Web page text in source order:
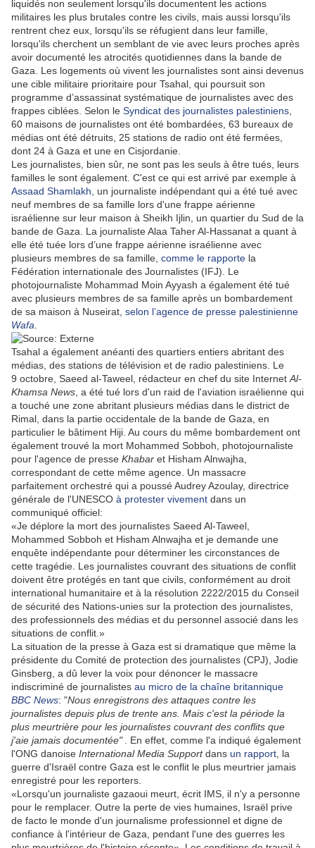
liquidés non seulement lorsqu'ils documentent les actions
militaires les plus brutales contre les civils, mais aussi lorsqu'ils
rentrent chez eux, lorsqu'ils se réfugient dans leur famille,
lorsqu'ils cherchent un semblant de vie avec leurs proches après
avoir documenté les atrocités quotidiennes dans la bande de
Gaza. Les logements où vivent les journalistes sont ainsi devenus
une cible militaire prioritaire pour Tsahal, qui poursuit son
programme d’assassinat systématique de journalistes avec des
frappes ciblées. Selon le Syndicat des journalistes palestiniens
60 maisons de journalistes ont été bombardées, 63 bureaux de
médias ont été détruits, 25 stations de radio ont été fermées,
dont 24 à Gaza et une en Cisjordanie.
Les journalistes, bien sûr, ne sont pas les seuls à être tués, leurs
familles le sont également. C'est ce qui est arrivé par exemple à
Assaad Shamlakh,
un journaliste indépendant qui a été tué avec
neuf membres de sa famille lors d'une frappe aérienne
israélienne sur leur maison à Sheikh Ijlin, un quartier du Sud de la
bande de Gaza. La journaliste Alaa Taher Al-Hassanat a quant à
elle été tuée lors d’une frappe aérienne israélienne avec
plusieurs membres de sa famille, comme le rapporte la
Fédération internationale des Journalistes (IFJ). Le
photojournaliste Mohammad Moin Ayyash a également été tué
avec plusieurs membres de sa famille après un bombardement
de sa maison à Nuseirat, selon l’agence de presse palestinienne
Wafa
Tsahal a également anéanti des quartiers entiers abritant des
médias, des stations de télévision et de radio palestiniens. Le
9 octobre, Saeed al-Taweel, rédacteur en chef du site Internet Al-
Khamsa News , a été tué lors d'un raid de l'aviation israélienne qui
a touché une zone abritant plusieurs médias dans le district de
Rimal, dans la partie occidentale de la bande de Gaza, en
particulier le bâtiment Hiji. Au cours du même bombardement ont
également trouvé la mort Mohammed Sobboh, photojournaliste
pour l'agence de presse Khabar et Hisham Alnwajha,
correspondant de cette même agence. Un massacre
parfaitement orchestré qui a poussé Audrey Azoulay, directrice
générale de l'UNESCO à protester vivement dans un
communiqué officiel:
«Je déplore la mort des journalistes Saeed Al-Taweel,
Mohammed Sobboh et Hisham Alnwajha et je demande une
enquête indépendante pour déterminer les circonstances de
cette tragédie. Les journalistes couvrant des situations de conflit
doivent être protégés en tant que civils, conformément au droit
international humanitaire et à la résolution 2222/2015 du Conseil
de sécurité des Nations-unies sur la protection des journalistes,
des professionnels des médias et du personnel associé dans les
situations de conflit.»
La situation de la presse à Gaza est si dramatique que même la
présidente du Comité de protection des journalistes (CPJ), Jodie
Ginsberg, a dû lever la voix pour dénoncer le massacre
indiscriminé de journalistes au micro de la chaîne britannique
BBC News: "Nous enregistrons des attaques contre les
journalistes depuis plus de trente ans. Mais c'est la période la
plus meurtrière pour les journalistes couvrant des conflits que
j'aie jamais documentée". En effet, comme l'a indiqué également
l'ONG danoise International Media Supportdans un rapport , la
guerre d'Israël contre Gaza est le conflit le plus meurtrier jamais
enregistré pour les reporters.
«Lorsqu'un journaliste gazaoui meurt, écrit IMS, il n'y a personne
pour le remplacer. Outre la perte de vies humaines, Israël prive
de facto le monde d'un journalisme professionnel et digne de
confiance à l'intérieur de Gaza, pendant l'une des guerres les